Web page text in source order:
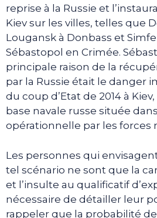
reprise à la Russie et
Kiev sur les villes, telles que
Lougansk à Donbass et
Sébastopol en Crimée.
principale raison de la
par la Russie était le danger
du coup d’Etat de 2014 à
base navale russe située
opérationnelle par les forces
Les personnes qui
tel scénario ne sont que la
et l’insulte au qualificatif
nécessaire de détailler leur
rappeler que la probabilité